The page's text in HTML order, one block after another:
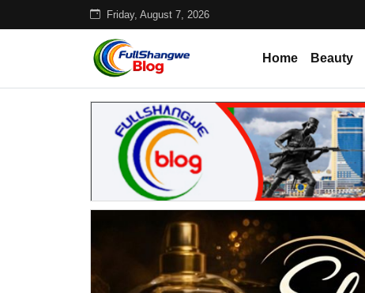
Friday, August 7, 2026
Home Beauty